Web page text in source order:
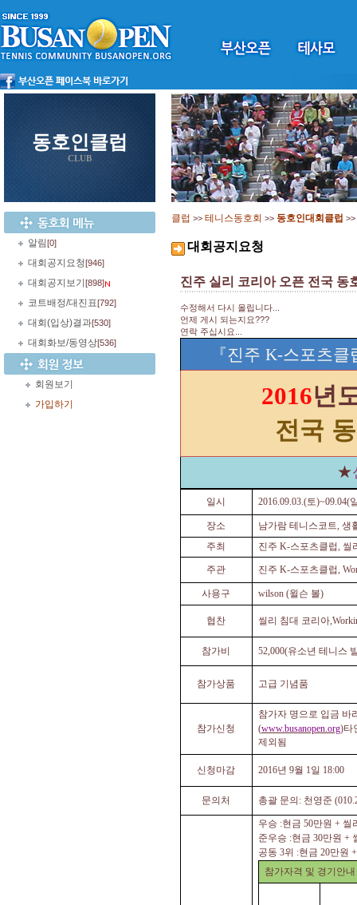
동호인클럽
CLUB
알림[0]
대회공지요청[946]
대회공지보기 [898]
코트배정/대진표[792]
대회(입상)결과[530]
대회화보/동영상[536]
회원보기
가입하기
클럽 >> 테니스동호회 >> 동호인대회클럽 >>
대회공지요청
진주 실리 코리아 오픈 전국 동
수정해서 다시 올립니다...
언제 게시 되는지요???
연락 주십시요...
『진주 K-스포츠클
2016년
전국
★
일시 2016.09.03.(토)~09.04(
장소 남가람 테니스코트, 생
주최
진주 K-스포츠클럽, 씰
주관 진주 K-스포츠클럽,
사용구 wilson (윌슨 볼)
협찬 씰리 침대 코리아
참가비 52,000(유소년 테니스
참가상품 고급 기념품
참가신청
참가자 명으로 입금 바
(www.busanopen.org)타
제외됨
신청마감 2016년 9월 1일 18:00
문의처 총괄 문의 : 천영준
우승 :현금 50만원 + 씰
준우승 :현금 30만원 +
공동 3위 :현금 20만원
참가자격 및 경기안내